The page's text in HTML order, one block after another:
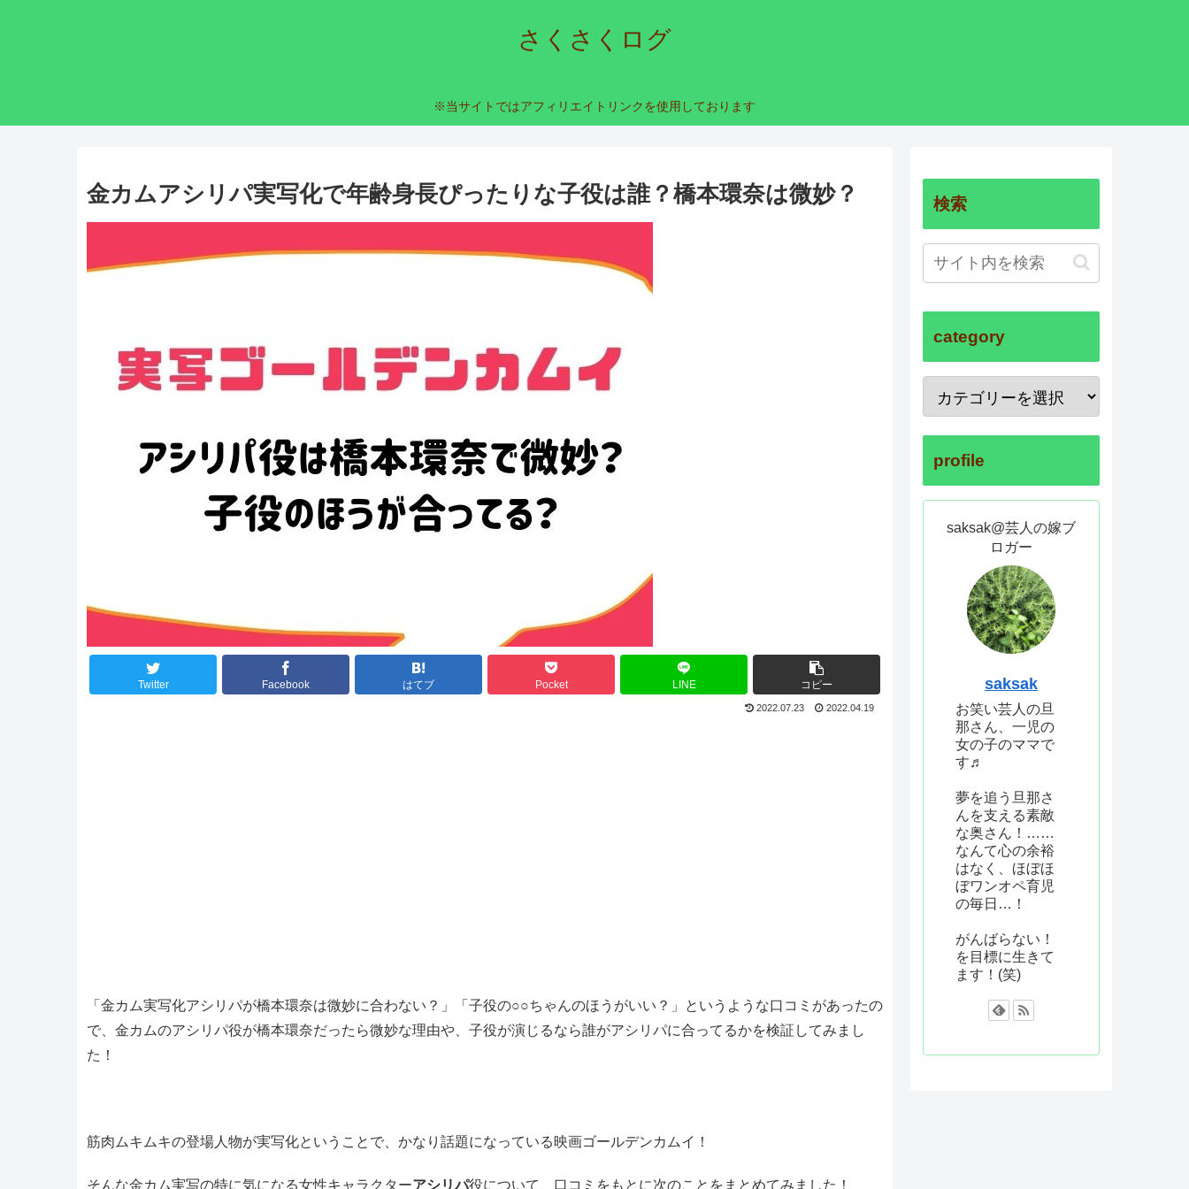
さくさくログ
※当サイトではアフィリエイトリンクを使用しております
金カムアシリパ実写化で年齢身長ぴったりな子役は誰？橋本環奈は微妙？
Twitter Facebook はてブ Pocket LINE コピー
2022.07.23 2022.04.19
「金カム実写化アシリパが橋本環奈は微妙に合わない？」「子役の○○ちゃんのほうがいい？」というような口コミがあったの
で、金カムのアシリパ役が橋本環奈だったら微妙な理由や、子役が演じるなら誰がアシリパに合ってるかを検証してみまし
た！
筋肉ムキムキの登場人物が実写化ということで、かなり話題になっている映画ゴールデンカムイ！
そんな金カム実写の特に気になる女性キャラクターアシリパ役について、口コミをもとに次のことをまとめてみました！
検索
category
profile
saksak@芸人の嫁ブ
ロガー
saksak
お笑い芸人の旦
那さん、一児の
女の子のママで
す♬
夢を追う旦那さ
んを支える素敵
な奥さん！……
なんて心の余裕
はなく、ほぼほ
ぼワンオペ育児
の毎日…！
がんばらない！
を目標に生きて
ます！(笑)